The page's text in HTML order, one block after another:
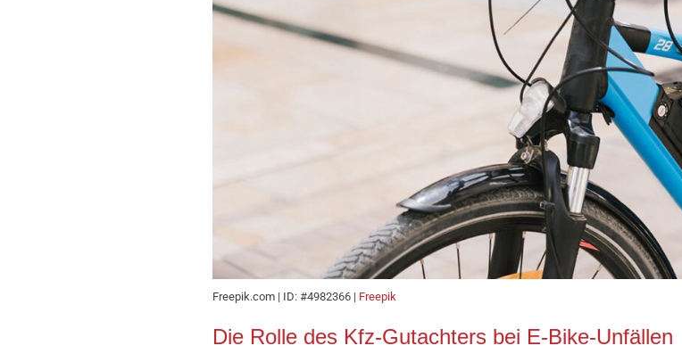
Freepik.com | ID: #4982366 | Freepik
Die Rolle des Kfz-Gutachters bei E-Bike-Unfällen